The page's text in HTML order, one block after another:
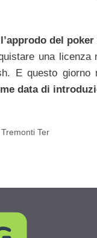
del
una
E questo giorno
data di
Ter